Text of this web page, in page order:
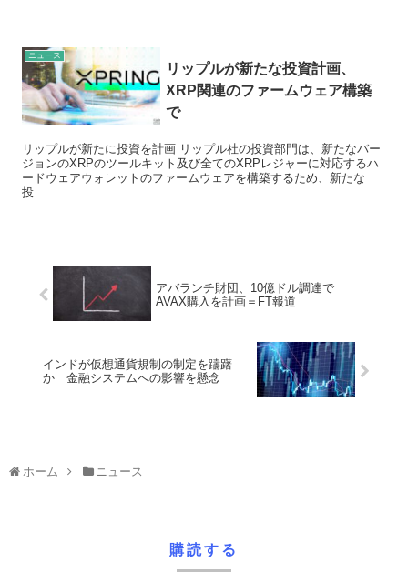
ニュース
リップルが新たな投資計画、
XRP関連のファームウェア構築
で
リップルが新たに投資を計画 リップル社の投資部門は、新たなバー
ジョンのXRPのツールキット及び全てのXRPレジャーに対応するハ
ードウェアウォレットのファームウェアを構築するため、新たな
投...
アバランチ財団、10億ドル調達で
AVAX購入を計画＝FT報道
インドが仮想通貨規制の制定を躊躇
か 金融システムへの影響を懸念
ホーム ニュース
購読する